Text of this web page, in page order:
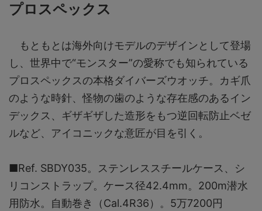
プロスペックス
もともとは海外向けモデルのデザインとして登場
し、世界中で“モンスター”の愛称でも知られている
プロスペックスの本格ダイバーズウオッチ。カギ爪
のような時針、怪物の歯のような存在感のあるイン
デックス、ギザギザした造形をもつ逆回転防止ベゼ
ルなど、アイコニックな意匠が目を引く。
■Ref. SBDY035。ステンレススチールケース、シ
リコンストラップ。ケース径42.4mm。200m潜水
用防水。自動巻き（Cal.4R36）。5万7200円